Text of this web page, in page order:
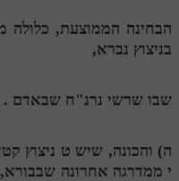
בית שער הכוונות
הזמן סט תלמוד עשר הספירות
הבחינה הממוצעת, כלולה
בניצוץ נברא,
שבו שרשי נרנ"ח שבאדם .
ה) והכונה, שיש ט ניצוץ
יממדרגה אחרונה שבבורא,